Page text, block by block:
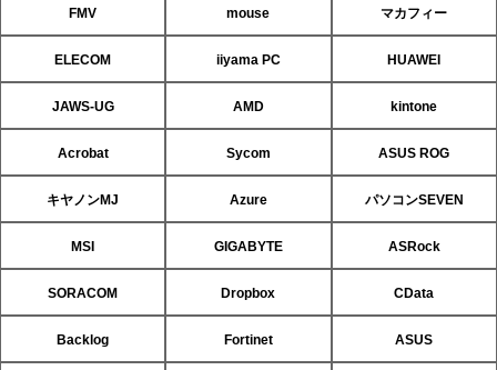
FMV mouse マカフィー
ELECOM iiyama PC HUAWEI
JAWS-UG AMD kintone
Acrobat Sycom ASUS ROG
キヤノンMJ Azure パソコンSEVEN
MSI GIGABYTE ASRock
SORACOM Dropbox CData
Backlog Fortinet ASUS